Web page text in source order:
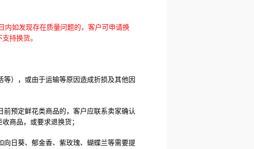
内如发现存在质量问题的，客户可申请换
持换货。
等），或由于运输等原因造成折损及其他因
预定鲜花类商品的，客户应联系卖家确认
商品，或要求退换货；
日葵、郁金香、紫玫瑰、蝴蝶兰等需要提